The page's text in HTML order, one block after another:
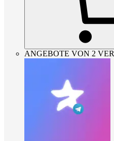
ANGEBOTE VON 2